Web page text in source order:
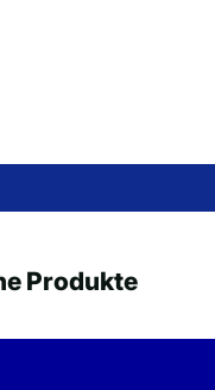
Produkte